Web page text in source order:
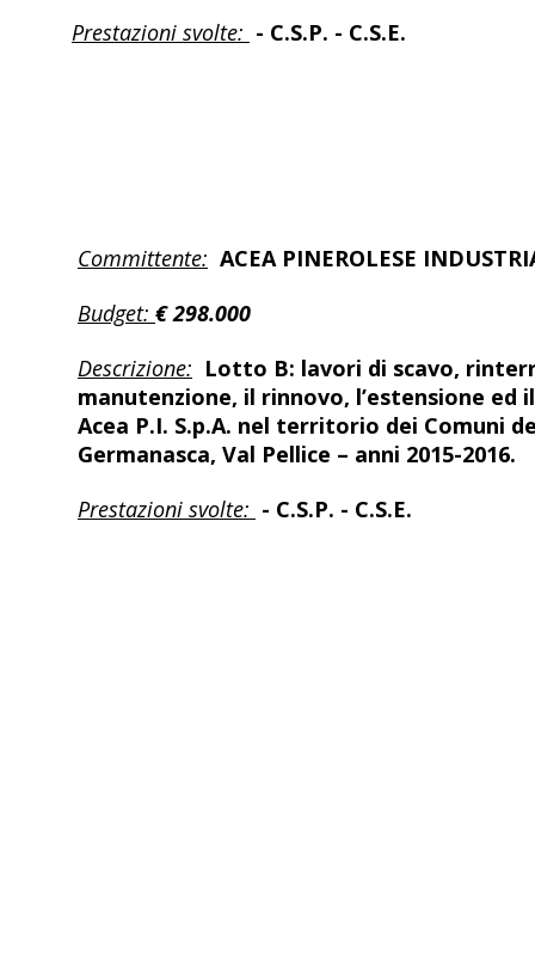
Prestazioni svolte: - C.S.P. - C.S.E.
Committente: ACEA PINEROLESE
Budget: € 298.000
Descrizione: Lotto B: lavori di scavo,
manutenzione, il rinnovo, l’estensione
Acea P.I. S.p.A. nel territorio dei Comuni
Germanasca, Val Pellice – anni 2015-2016.
Prestazioni svolte: - C.S.P. - C.S.E.